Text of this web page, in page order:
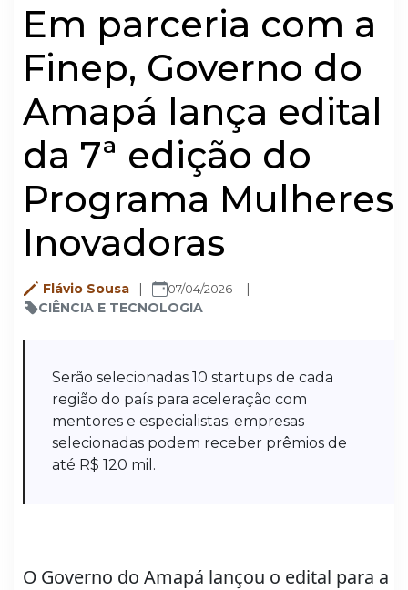
Em parceria com a
Finep, Governo do
Amapá lança edital
da 7ª edição do
Programa Mulheres
Inovadoras
Flávio Sousa 07/04/2026
CIÊNCIA E TECNOLOGIA
Serão selecionadas 10 startups de cada
região do país para aceleração com
mentores e especialistas; empresas
selecionadas podem receber prêmios de
até R$ 120 mil.
O Governo do Amapá lançou o edital para a